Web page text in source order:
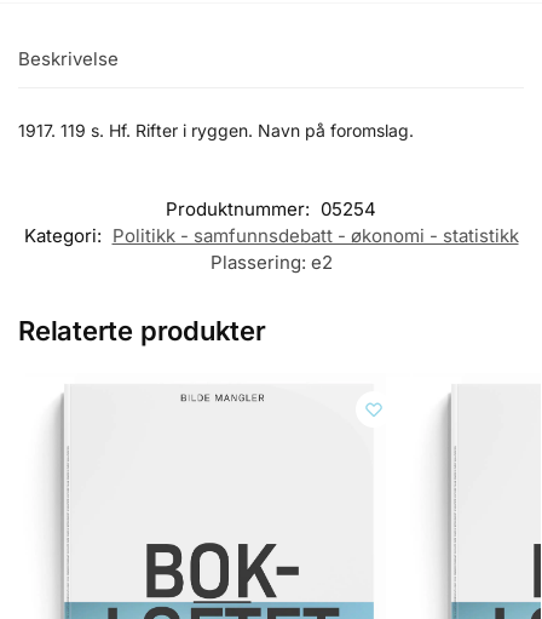
Beskrivelse
1917. 119 s. Hf. Rifter i ryggen. Navn på foromslag.
Produktnummer: 05254
Kategori: Politikk - samfunnsdebatt - økonomi - statistikk
Plassering: e2
Relaterte produkter